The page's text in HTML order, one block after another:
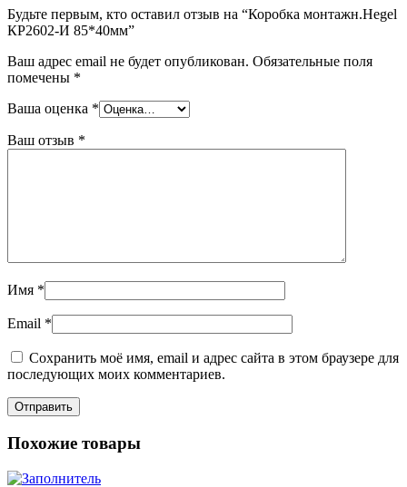
Будьте первым, кто оставил отзыв на “Коробка монтажн.Неgel
КР2602-И 85*40мм”
Ваш адрес email не будет опубликован. Обязательные поля
помечены *
Ваша оценка *
Ваш отзыв *
Имя *
Email *
Сохранить моё имя, email и адрес сайта в этом браузере для
последующих моих комментариев.
Похожие товары